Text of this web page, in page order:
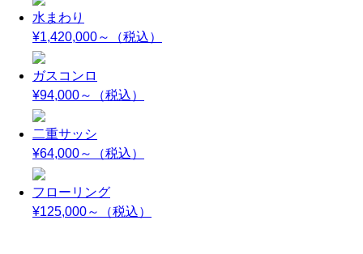
水まわり
¥1,420,000～
（税込）
ガスコンロ
¥94,000～
（税込）
二重サッシ
¥64,000～
（税込）
フローリング
¥125,000～
（税込）